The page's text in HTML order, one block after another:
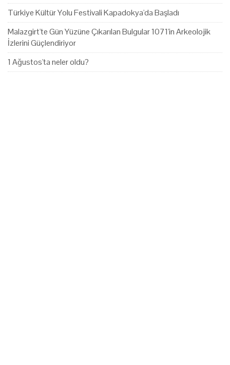
Türkiye Kültür Yolu Festivali Kapadokya'da Başladı
Malazgirt'te Gün Yüzüne Çıkarılan Bulgular 1071'in Arkeolojik
İzlerini Güçlendiriyor
1 Ağustos'ta neler oldu?